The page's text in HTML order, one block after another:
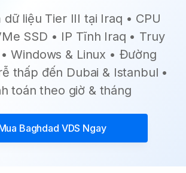
liệu Tier III tại Iraq • CPU
SSD • IP Tĩnh Iraq • Truy
Windows & Linux • Đường
thấp đến Dubai & Istanbul •
toán theo giờ & tháng
Baghdad VDS Ngay